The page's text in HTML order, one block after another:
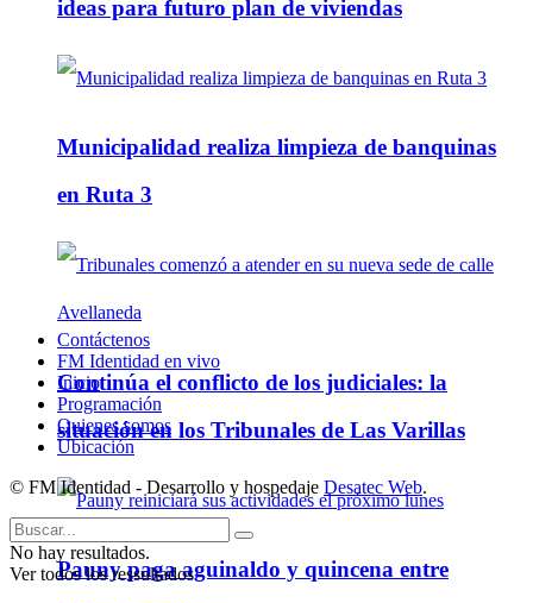
ideas para futuro plan de viviendas
Municipalidad realiza limpieza de banquinas
en Ruta 3
Continúa el conflicto de los judiciales: la
situación en los Tribunales de Las Varillas
Pauny paga aguinaldo y quincena entre
Contáctenos
FM Identidad en vivo
Inicio
Programación
Quienes somos
Ubicación
© FM Identidad - Desarrollo y hospedaje Desatec Web.
No hay resultados.
Ver todos los ressultados